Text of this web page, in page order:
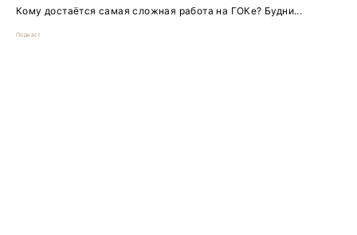
Кому достаётся самая сложная работа на ГОКе? Будни...
Подкаст